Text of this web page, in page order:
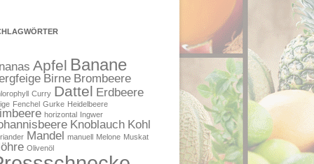
Apfel Banane
Birne Brombeere
Curry Dattel Erdbeere
Fenchel Gurke Heidelbeere
horizontal Ingwer
Knoblauch Kohl
Mandel manuell Melone Muskat
Olivenöl